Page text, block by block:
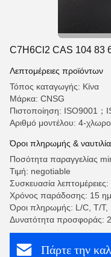
C7H6Cl2 CAS 104 83
Λεπτομέρειες προϊόντων
Τόπος καταγωγής: Κίνα
Μάρκα: CNSG
Πιστοποίηση: ISO9001
Αριθμό μοντέλου: 4-
Όροι πληρωμής &
Ποσότητα παραγγελίας
Τιμή: negotiable
Συσκευασία
Χρόνος παράδοσης: 15
Όροι πληρωμής: L/C, T/T,
Δυνατότητα
Πάρτε την